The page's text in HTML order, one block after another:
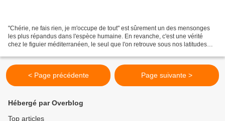
"Chérie, ne fais rien, je m'occupe de tout" est sûrement un des mensonges
les plus répandus dans l'espèce humaine. En revanche, c'est une vérité
chez le figuier méditerranéen, le seul que l'on retrouve sous nos latitudes
< Page précédente Page suivante >
Hébergé par Overblog
Top articles